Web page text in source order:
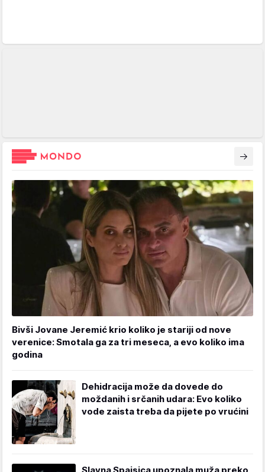
Bivši Jovane Jeremić krio koliko je stariji od nove
verenice: Smotala ga za tri meseca, a evo koliko ima
godina
Dehidracija može da dovede do
moždanih i srčanih udara: Evo koliko
vode zaista treba da pijete po vrućini